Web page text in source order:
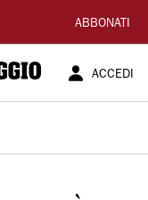
ABBONATI
ACCEDI